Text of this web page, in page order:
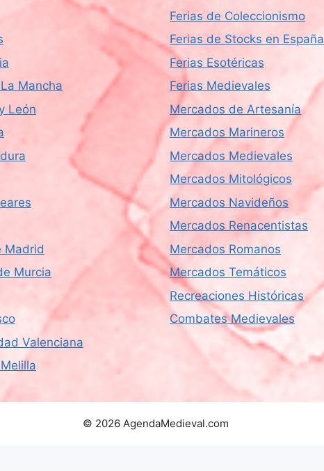
Mancha
León
Madrid
Murcia
Valenciana
Ferias de Coleccionismo
Ferias de Stocks en España
Ferias Esotéricas
Ferias Medievales
Mercados de Artesanía
Mercados Marineros
Mercados Medievales
Mercados Mitológicos
Mercados Navideños
Mercados Renacentistas
Mercados Romanos
Mercados Temáticos
Recreaciones Históricas
Combates Medievales
© 2026 AgendaMedieval.com